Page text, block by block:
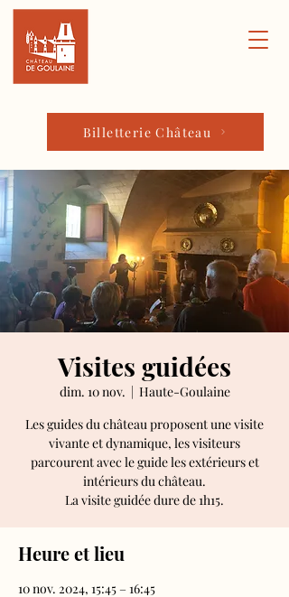
Billetterie Château
Visites guidées
dim. 10 nov.
  |
Haute-Goulaine
Les guides du château proposent une visite
vivante et dynamique, les visiteurs
parcourent avec le guide les extérieurs et
intérieurs du château.
Heure et lieu
10 nov. 2024, 15:45 – 16:45